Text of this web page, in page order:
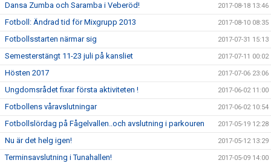
Dansa Zumba och Saramba i Veberöd! 2017-08-18 13:46
Fotboll: Ändrad tid för Mixgrupp 2013 2017-08-10 08:35
Fotbollsstarten närmar sig 2017-07-31 15:13
Semesterstängt 11-23 juli på kansliet 2017-07-11 00:02
Hösten 2017 2017-07-06 23:06
Ungdomsrådet fixar första aktiviteten ! 2017-06-02 11:00
Fotbollens våravslutningar 2017-06-02 10:54
Fotbollslördag på Fågelvallen..och avslutning i parkouren 2017-05-19 12:28
Nu är det helg igen! 2017-05-12 13:29
Terminsavslutning i Tunahallen! 2017-05-09 14:00